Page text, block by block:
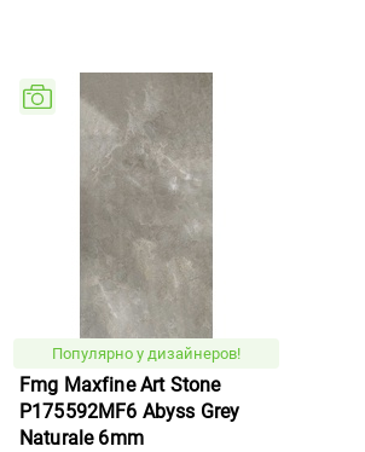
Популярно у дизайнеров!
Fmg Maxfine Art Stone
P175592MF6 Abyss Grey
Naturale 6mm